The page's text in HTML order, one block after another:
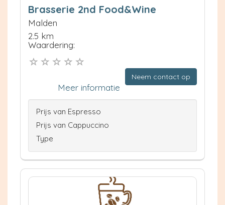
Brasserie 2nd Food&Wine
Malden
2.5 km
Waardering:
Neem contact op
Meer informatie
Prijs van Espresso
Prijs van Cappuccino
Type